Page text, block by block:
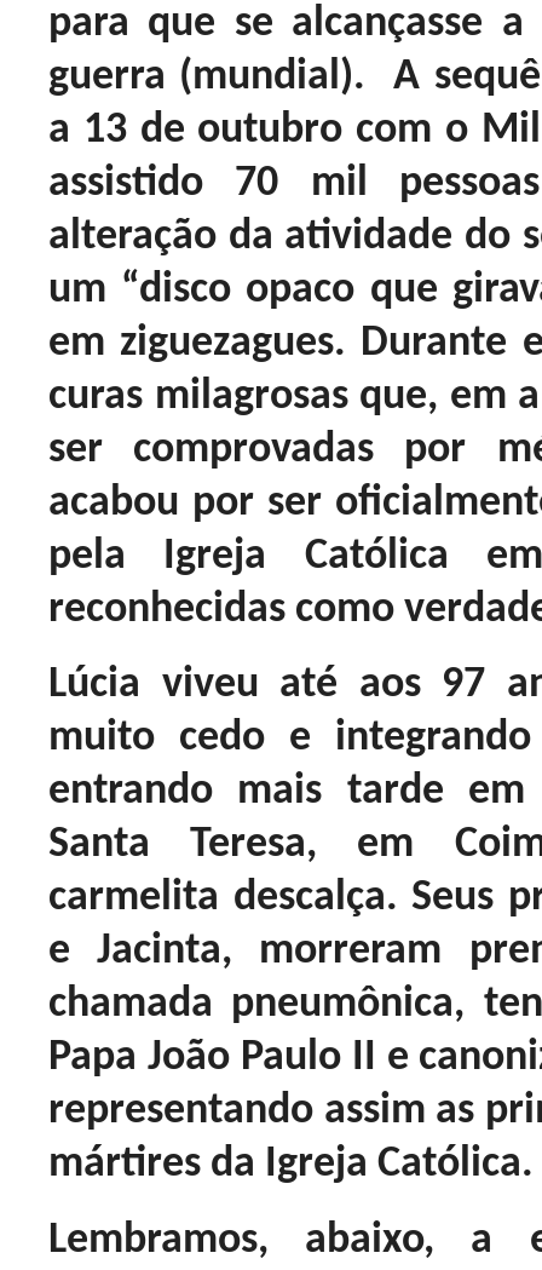
para que se alcançasse
guerra (mundial). A
a 13 de outubro com o
assistido 70 mil
alteração da atividade do
um “disco opaco que
em ziguezagues. Durante
curas milagrosas que, em
ser comprovadas por
acabou por ser
pela Igreja Católica
reconhecidas como
Lúcia viveu até aos 97
muito cedo e
entrando mais tarde
Santa Teresa, em
carmelita descalça. Seus
e Jacinta, morreram
chamada pneumônica,
Papa João Paulo II e
representando assim as
mártires da Igreja Católica.
Lembramos, abaixo, a